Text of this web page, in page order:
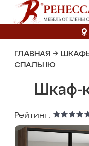
ГЛАВНАЯ →
СПАЛЬНЮ
Шкаф-
Рейтинг: